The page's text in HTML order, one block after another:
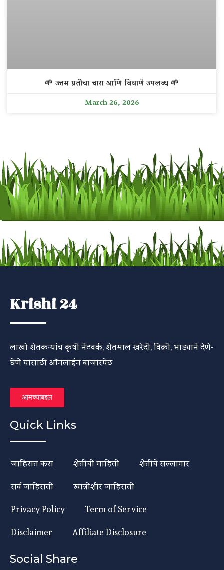
🌱 उत्तम प्रतीचा चारा आणि बियाणे उपलब्ध 🌱
March 26, 2026
Krishi 24
लाखो शेतकऱ्यांच कृषी नेटवर्क, शेतमाल खरेदी, विक्री, भाड्याने देणे-
घेणे यासाठी ऑनलाईन बाजारपेठ
आमच्याबद्दल
Quick Links
जाहिरात करा शेतीची माहिती
शेतीचे सल्लागार
सर्व जाहिराती
खात्रीशीर जाहिराती
Privacy Policy
Term of Service
Disclaimer
Affiliate Disclosure
Social Share